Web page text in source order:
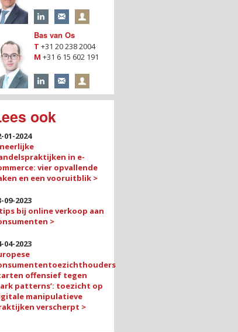
Bas van Os
T +31 20 238 2004
M +31 6 15 602 191
ook
01-2024
in e-
vier opvallende
en een vooruitblik >
09-2023
bij online verkoop aan
>
04-2023
offensief tegen
patterns’: toezicht op
manipulatieve
verscherpt >